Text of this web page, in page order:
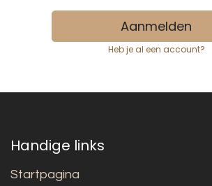
Aanmelden
Heb je al een account?
Handige links
Startpagina